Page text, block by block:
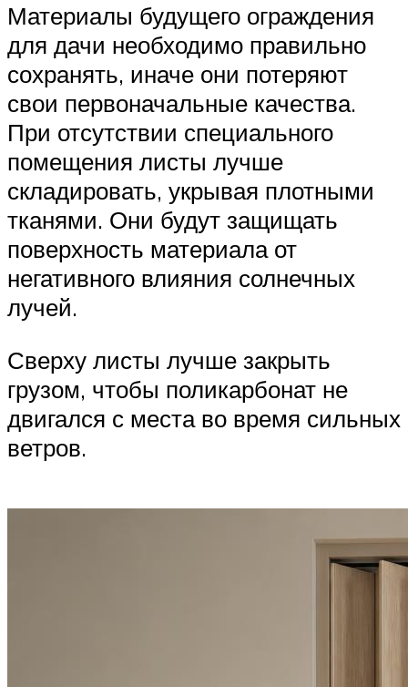
Материалы будущего ограждения
для дачи необходимо правильно
сохранять, иначе они потеряют
свои первоначальные качества.
При отсутствии специального
помещения листы лучше
складировать, укрывая плотными
тканями. Они будут защищать
поверхность материала от
негативного влияния солнечных
лучей.
Сверху листы лучше закрыть
грузом, чтобы поликарбонат не
двигался с места во время сильных
ветров.